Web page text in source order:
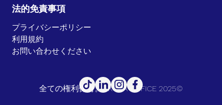
法的免責事項
プライバシーポリシー
利用規約
お問い合わせください
全ての権利保有。UK ETA OFFICE 2025©